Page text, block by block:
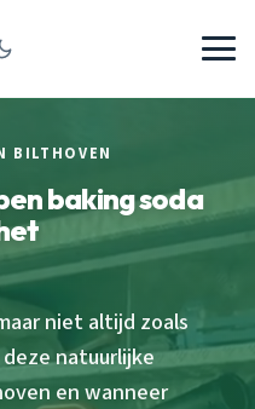
BILTHOVEN
baking soda
niet altijd zoals
natuurlijke
en wanneer